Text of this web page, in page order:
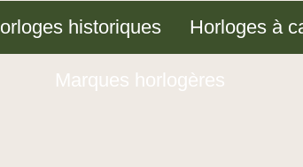
historiques Horloges à
Marques horlogères